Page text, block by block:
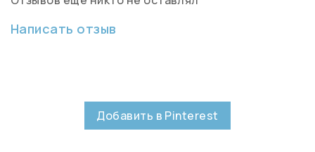
Написать отзыв
Добавить в Pinterest